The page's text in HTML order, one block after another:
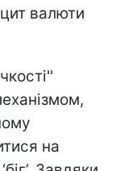
валюти
на